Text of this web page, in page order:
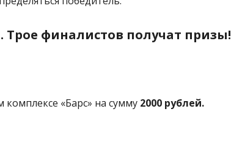
Трое финалистов получат призы!
«Барс» на сумму 2000 рублей.